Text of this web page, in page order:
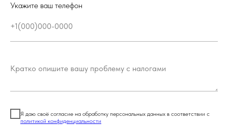
Укажите ваш телефон
Я даю своё согласие на обработку персональных данных в соответствии с
политикой конфиденциальности